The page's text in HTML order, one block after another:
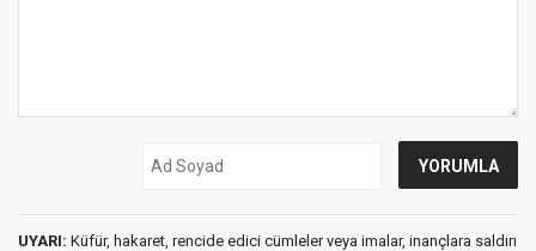
UYARI: Küfür, hakaret, rencide edici cümleler veya imalar, inançlara saldırı